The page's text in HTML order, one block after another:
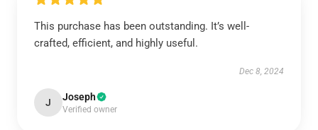
This purchase has been outstanding. It’s well-
crafted, efficient, and highly useful.
Dec 8, 2024
J Joseph
Verified owner